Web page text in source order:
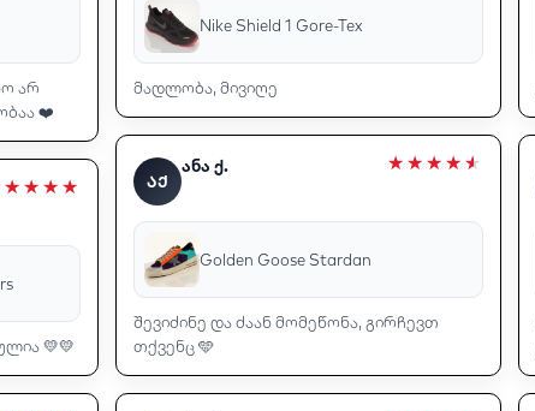
არ
❤️
💛💛
Nike Shield 1 Gore-Tex
მადლობა, მივიღე
ᲐᲥ
ანა ქ.
Golden Goose Stardan
შევიძინე და ძაან მომეწონა, გირჩევთ
თქვენც 🩵